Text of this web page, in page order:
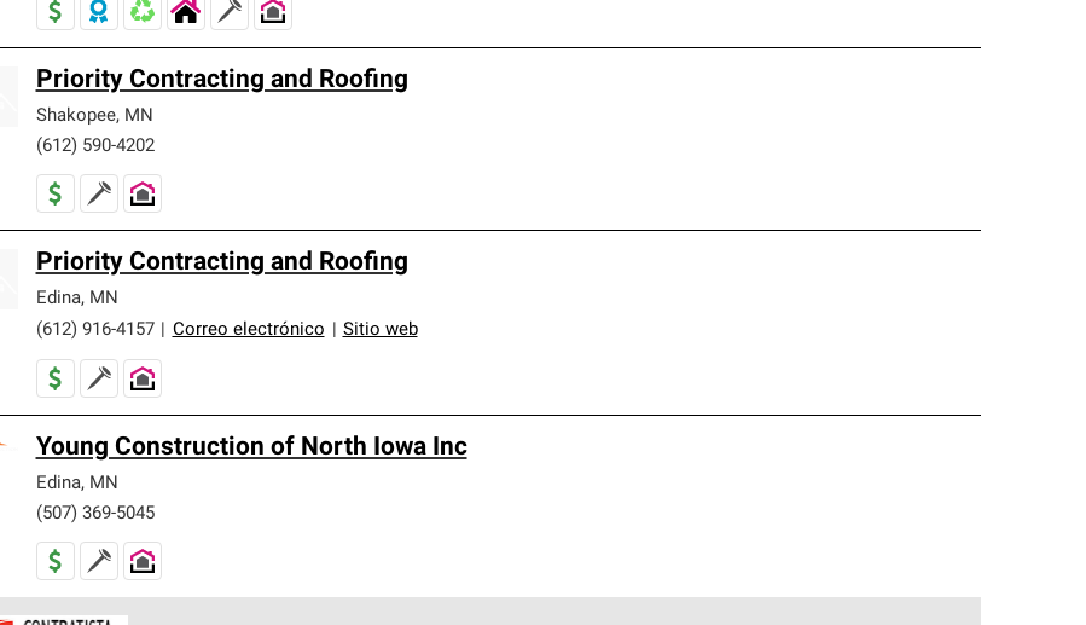
Priority Contracting and Roofing
Shakopee, MN
(612) 590-4202
Priority Contracting and Roofing
Edina, MN
(612) 916-4157
Correo electrónico Sitio web
Young Construction of North Iowa Inc
Edina, MN
(507) 369-5045